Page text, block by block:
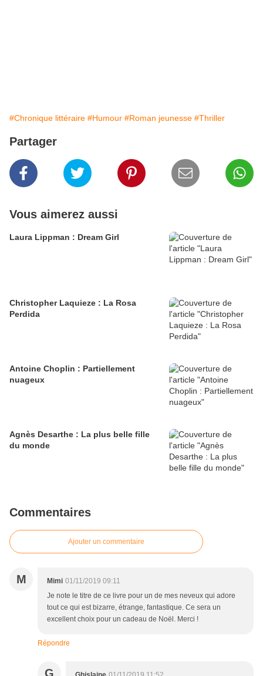
#Chronique littéraire #Humour #Roman jeunesse #Thriller
Partager
Vous aimerez aussi
Laura Lippman : Dream Girl
Christopher Laquieze : La Rosa
Perdida
Antoine Choplin : Partiellement
nuageux
Agnès Desarthe : La plus belle fille
du monde
Commentaires
Ajouter un commentaire
M Mimi 01/11/2019 09:11
Je note le titre de ce livre pour un de mes neveux qui adore
tout ce qui est bizarre, étrange, fantastique. Ce sera un
excellent choix pour un cadeau de Noël. Merci !
Répondre
G